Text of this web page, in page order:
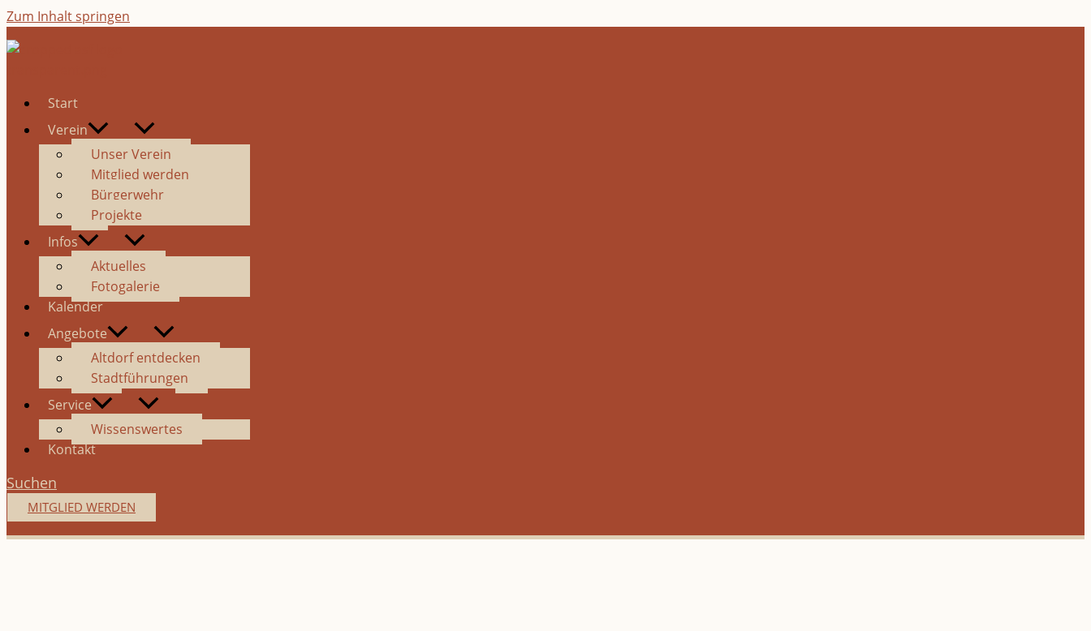
Zum Inhalt springen
Start
Verein
Unser Verein
Mitglied werden
Bürgerwehr
Projekte
Infos
Aktuelles
Fotogalerie
Kalender
Angebote
Altdorf entdecken
Stadtführungen
Service
Wissenswertes
Kontakt
Suchen
MITGLIED WERDEN